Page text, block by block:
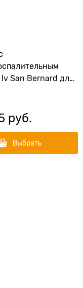
San Bernard для
Ginger/Elderbery
руб.
Выбрать